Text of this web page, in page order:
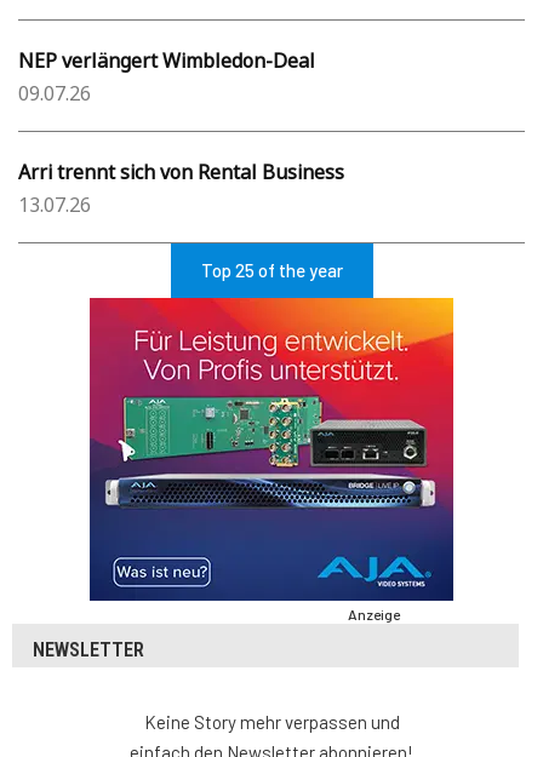
NEP verlängert Wimbledon-Deal
09.07.26
Arri trennt sich von Rental Business
13.07.26
Top 25 of the year
Anzeige
NEWSLETTER
Keine Story mehr verpassen und